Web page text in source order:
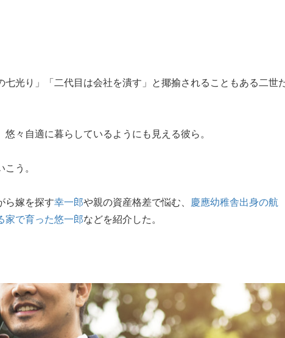
七光り」「二代目は会社を潰す」と揶揄されることもある二世
々自適に暮らしているようにも見える彼ら。
う。
ら嫁を探す幸一郎や親の資産格差で悩む、 慶應幼稚舎出身の航
家で育った悠一郎などを紹介した。